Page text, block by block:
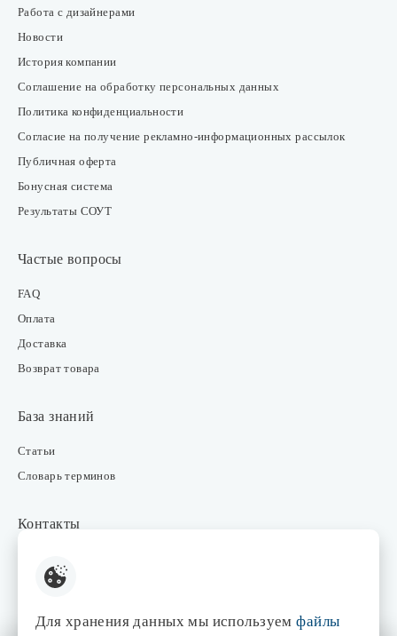
Работа с дизайнерами
Новости
История компании
Соглашение на обработку персональных данных
Политика конфиденциальности
Согласие на получение рекламно-информационных рассылок
Публичная оферта
Бонусная система
Результаты СОУТ
Частые вопросы
FAQ
Оплата
Доставка
Возврат товара
База знаний
Статьи
Словарь терминов
Контакты
Интернет-магазин
Отдел маркетинга
Для хранения данных мы используемфайлы